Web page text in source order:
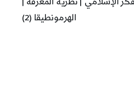
الهرمونطيقا (2)